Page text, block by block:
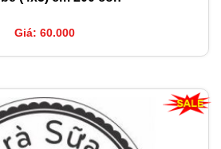
Giá: 60.000